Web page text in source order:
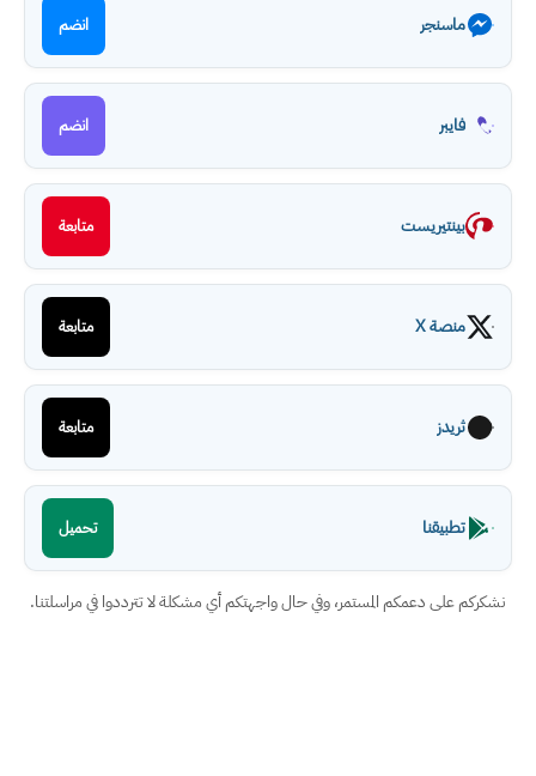
ماسنجر انضم
فايبر انضم
بينتيريست متابعة
منصة X متابعة
ثريدز متابعة
تطبيقنا تحميل
نشكركم على دعمكم المستمر، وفي حال واجهتكم أي مشكلة لا تترددوا في مراسلتنا.